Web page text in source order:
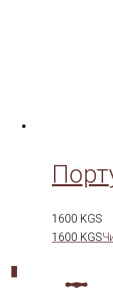
1600 KGS
1600 KGS